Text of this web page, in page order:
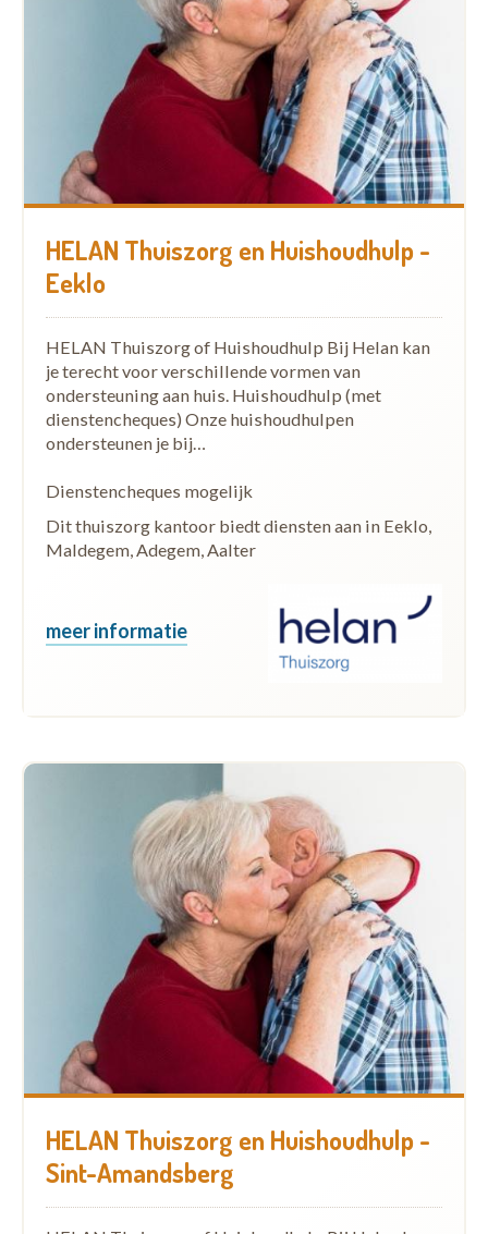
HELAN Thuiszorg en Huishoudhulp -
Eeklo
HELAN Thuiszorg of Huishoudhulp Bij Helan kan
je terecht voor verschillende vormen van
ondersteuning aan huis. Huishoudhulp (met
dienstencheques) Onze huishoudhulpen
ondersteunen je bij…
Dienstencheques mogelijk
Dit thuiszorg kantoor biedt diensten aan in Eeklo,
Maldegem, Adegem, Aalter
meer informatie
HELAN Thuiszorg en Huishoudhulp -
Sint-Amandsberg